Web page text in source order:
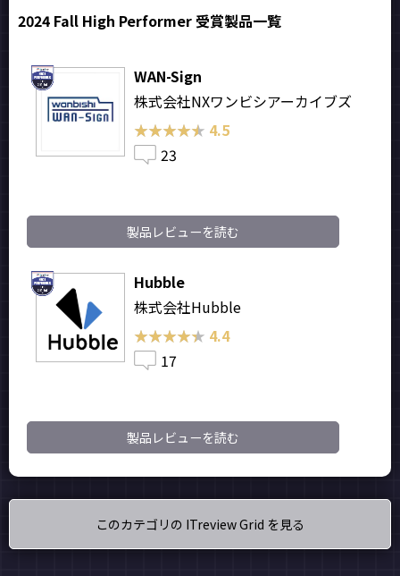
2024 Fall High Performer 受賞製品一覧
WAN-Sign
株式会社NXワンビシアーカイブズ
★★★★★
★★★★★ 4.5
23
製品レビューを読む
Hubble
株式会社Hubble
★★★★★
★★★★★ 4.4
17
製品レビューを読む
このカテゴリの ITreview Grid を見る